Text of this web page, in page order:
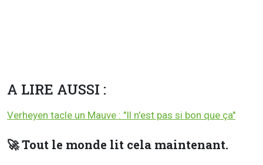
A LIRE AUSSI :
Verheyen tacle un Mauve : "Il n'est pas si bon que ça"
🚀 Tout le monde lit cela maintenant.